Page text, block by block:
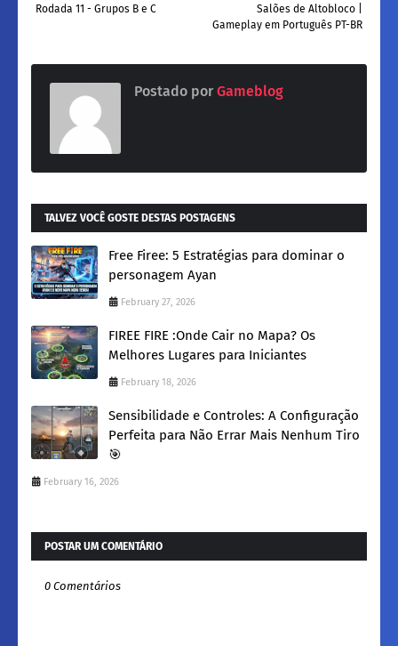
Salões de Altobloco |
Gameplay em Português PT-BR
Rodada 11 - Grupos B e C
Postado por Gameblog
TALVEZ VOCÊ GOSTE DESTAS POSTAGENS
Free Firee: 5 Estratégias para dominar o
personagem Ayan
February 27, 2026
FIREE FIRE :​Onde Cair no Mapa? Os
Melhores Lugares para Iniciantes
February 18, 2026
Sensibilidade e Controles: A Configuração
Perfeita para Não Errar Mais Nenhum Tiro
🎯
February 16, 2026
POSTAR UM COMENTÁRIO
0 Comentários